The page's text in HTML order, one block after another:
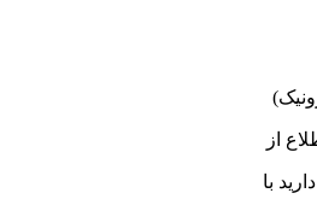
از
با